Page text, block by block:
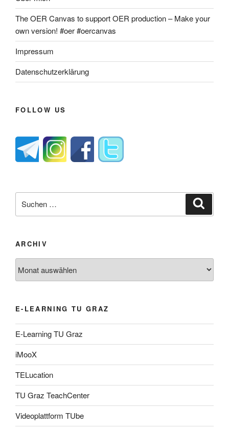
The OER Canvas to support OER production – Make your
own version! #oer #oercanvas
Impressum
Datenschutzerklärung
FOLLOW US
nach:
ARCHIV
E-LEARNING TU GRAZ
E-Learning TU Graz
iMooX
TELucation
TU Graz TeachCenter
Videoplattform TUbe